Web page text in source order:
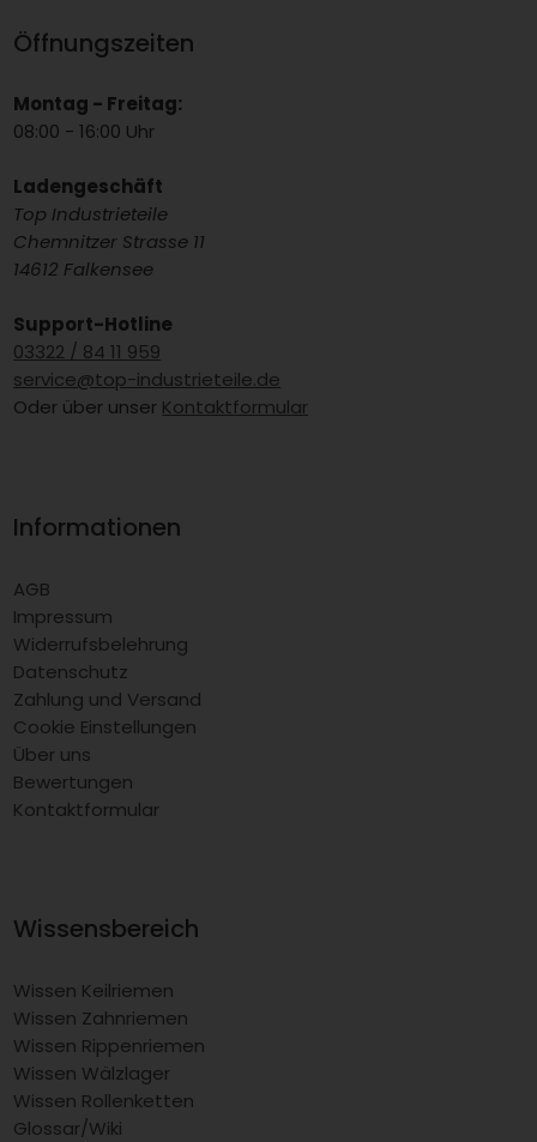
Öffnungszeiten
Montag - Freitag:
08:00 - 16:00 Uhr
Ladengeschäft
Top Industrieteile
Chemnitzer Strasse 11
14612 Falkensee
Support-Hotline
03322 / 84 11 959
service@top-industrieteile.de
Oder über unser Kontaktformular
Informationen
AGB
Impressum
Widerrufsbelehrung
Datenschutz
Zahlung und Versand
Cookie Einstellungen
Über uns
Bewertungen
Kontaktformular
Wissensbereich
Wissen Keilriemen
Wissen Zahnriemen
Wissen Rippenriemen
Wissen Wälzlager
Wissen Rollenketten
Glossar/Wiki